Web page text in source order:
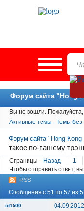
Форум сайта "Hong
Форум
Новости
Пользователи
Поиск
Вы не вошли. Пожалуйста,
Активные темы
Темы без
Форум сайта "Hong Kong
такое по-вашему трэш
Страницы Назад 1
Чтобы отправить ответ,
RSS
Сообщения с 51 по 57 из
id1500